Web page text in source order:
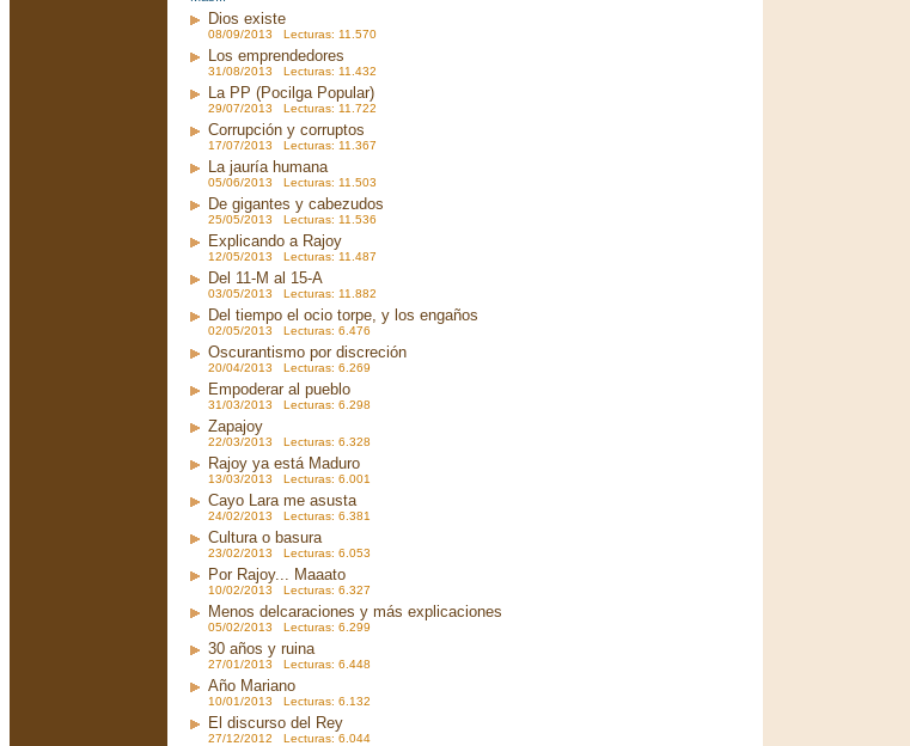
Dios existe
08/09/2013 Lecturas: 11.570
Los emprendedores
31/08/2013 Lecturas: 11.432
La PP (Pocilga Popular)
29/07/2013 Lecturas: 11.722
Corrupción y corruptos
17/07/2013 Lecturas: 11.367
La jauría humana
05/06/2013 Lecturas: 11.503
De gigantes y cabezudos
25/05/2013 Lecturas: 11.536
Explicando a Rajoy
12/05/2013 Lecturas: 11.487
Del 11-M al 15-A
03/05/2013 Lecturas: 11.882
Del tiempo el ocio torpe, y los engaños
02/05/2013 Lecturas: 6.476
Oscurantismo por discreción
20/04/2013 Lecturas: 6.269
Empoderar al pueblo
31/03/2013 Lecturas: 6.298
Zapajoy
22/03/2013 Lecturas: 6.328
Rajoy ya está Maduro
13/03/2013 Lecturas: 6.001
Cayo Lara me asusta
24/02/2013 Lecturas: 6.381
Cultura o basura
23/02/2013 Lecturas: 6.053
Por Rajoy... Maaato
10/02/2013 Lecturas: 6.327
Menos delcaraciones y más explicaciones
05/02/2013 Lecturas: 6.299
30 años y ruina
27/01/2013 Lecturas: 6.448
Año Mariano
10/01/2013 Lecturas: 6.132
El discurso del Rey
27/12/2012 Lecturas: 6.044